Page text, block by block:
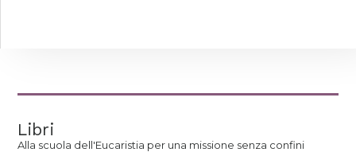
Libri
Alla scuola dell'Eucaristia per una missione senza confini